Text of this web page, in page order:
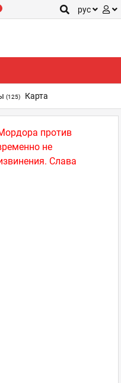
рус
против
не
Слава
(125) Карта